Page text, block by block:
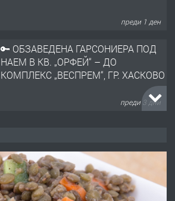
преди 1 ден
🔑 ОБЗАВЕДЕНА ГАРСОНИЕРА ПОД
НАЕМ В КВ. „ОРФЕЙ“ – ДО
КОМПЛЕКС „ВЕСПРЕМ“, ГР. ХАСКОВО
преди 3 дни
АПАРТАМЕНТ В ЦЕНТЪРА НА ГР.
ХАСКОВО
преди 4 дни